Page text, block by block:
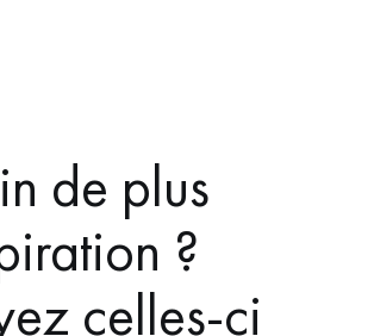
de plus
?
celles-ci